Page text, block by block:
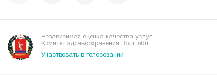
Независимая оценка качества услуг.
Комитет здравоохранения Волг. обл.
Участвовать в голосовании